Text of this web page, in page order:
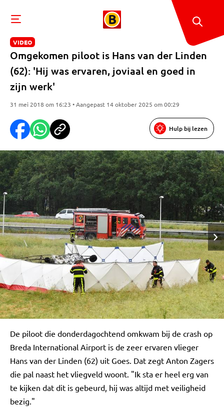
VIDEO
Omgekomen piloot is Hans van der Linden
(62): 'Hij was ervaren, joviaal en goed in
zijn werk'
31 mei 2018 om 16:23 • Aangepast 14 oktober 2025 om 00:29
Hulp bij lezen
De piloot die donderdagochtend omkwam bij de crash op
Breda International Airport is de zeer ervaren vlieger
Hans van der Linden (62) uit Goes. Dat zegt Anton Zagers
die pal naast het vliegveld woont. "Ik sta er heel erg van
te kijken dat dit is gebeurd, hij was altijd met veiligheid
bezig."